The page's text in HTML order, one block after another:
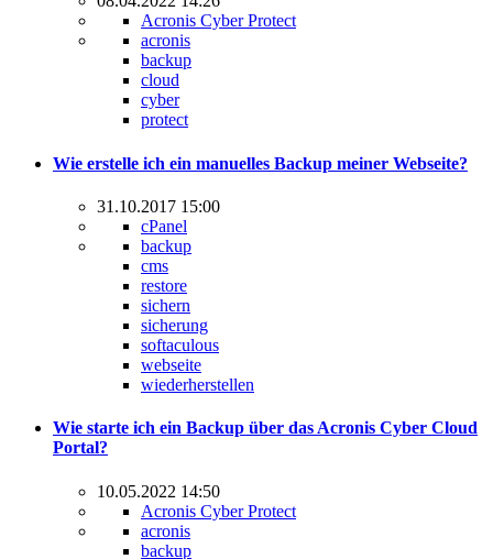
Acronis Cyber Protect
acronis
backup
cloud
cyber
protect
Wie erstelle ich ein manuelles Backup meiner Webseite?
31.10.2017 15:00
cPanel
backup
cms
restore
sichern
sicherung
softaculous
webseite
wiederherstellen
Wie starte ich ein Backup über das Acronis Cyber Cloud
Portal?
10.05.2022 14:50
Acronis Cyber Protect
acronis
backup